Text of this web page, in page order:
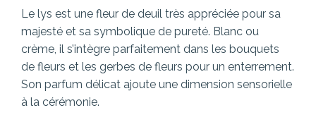
Le lys est une fleur de deuil très appréciée pour sa
majesté et sa symbolique de pureté. Blanc ou
crème, il s’intègre parfaitement dans les bouquets
de fleurs et les gerbes de fleurs pour un enterrement.
Son parfum délicat ajoute une dimension sensorielle
à la cérémonie.